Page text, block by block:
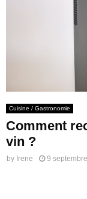
Cuisine / Gastronomie
Comment
vin ?
by Irene 9